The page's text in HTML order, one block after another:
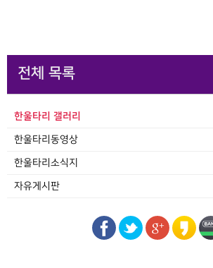
전체 목록
한울타리 갤러리
한울타리동영상
한울타리소식지
자유게시판